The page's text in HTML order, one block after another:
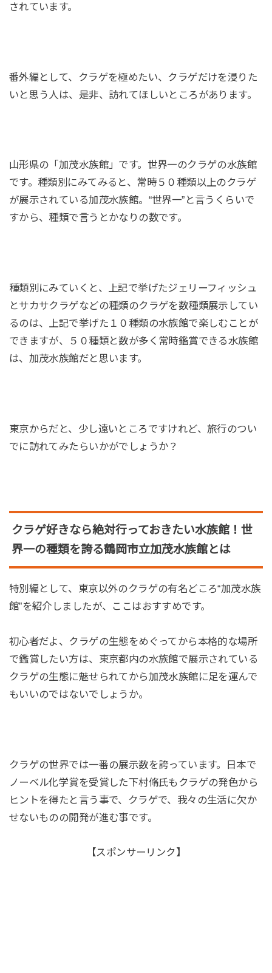
されています。
番外編として、クラゲを極めたい、クラゲだけを浸りた
いと思う人は、是非、訪れてほしいところがあります。
山形県の「加茂水族館」です。世界一のクラゲの水族館
です。種類別にみてみると、常時５０種類以上のクラゲ
が展示されている加茂水族館。“世界一”と言うくらいで
すから、種類で言うとかなりの数です。
種類別にみていくと、上記で挙げたジェリーフィッシュ
とサカサクラゲなどの種類のクラゲを数種類展示してい
るのは、上記で挙げた１０種類の水族館で楽しむことが
できますが、５０種類と数が多く常時鑑賞できる水族館
は、加茂水族館だと思います。
東京からだと、少し遠いところですけれど、旅行のつい
でに訪れてみたらいかがでしょうか？
クラゲ好きなら絶対行っておきたい水族館！世
界一の種類を誇る鶴岡市立加茂水族館とは
特別編として、東京以外のクラゲの有名どころ“加茂水族
館”を紹介しましたが、ここはおすすめです。
初心者だよ、クラゲの生態をめぐってから本格的な場所
で鑑賞したい方は、東京都内の水族館で展示されている
クラゲの生態に魅せられてから加茂水族館に足を運んで
もいいのではないでしょうか。
クラゲの世界では一番の展示数を誇っています。日本で
ノーベル化学賞を受賞した下村脩氏もクラゲの発色から
ヒントを得たと言う事で、クラゲで、我々の生活に欠か
せないものの開発が進む事です。
【スポンサーリンク】